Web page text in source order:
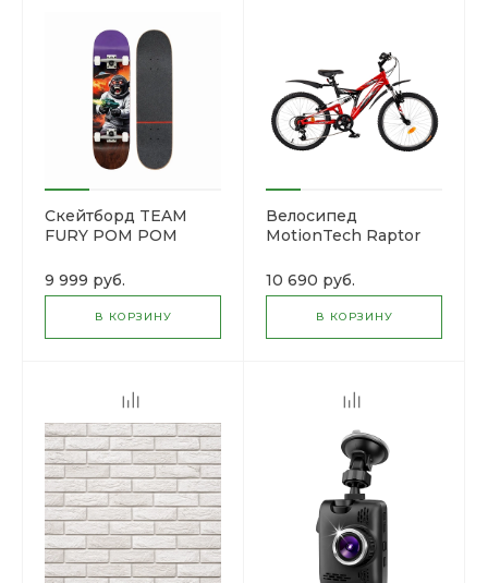
Скейтборд TEAM
FURY POM POM
9 999 руб.
В КОРЗИНУ
Велосипед
MotionTech Raptor
10 690 руб.
В КОРЗИНУ